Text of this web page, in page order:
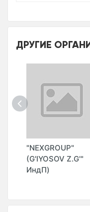
ДРУГИЕ
"NEXGROUP"
(G'IYOSOV Z.G'"
ИндП)